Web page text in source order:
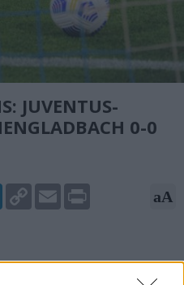
JUVENTUS-
0-0
LinkedInCopy
Link
Email aA
la Juventus è